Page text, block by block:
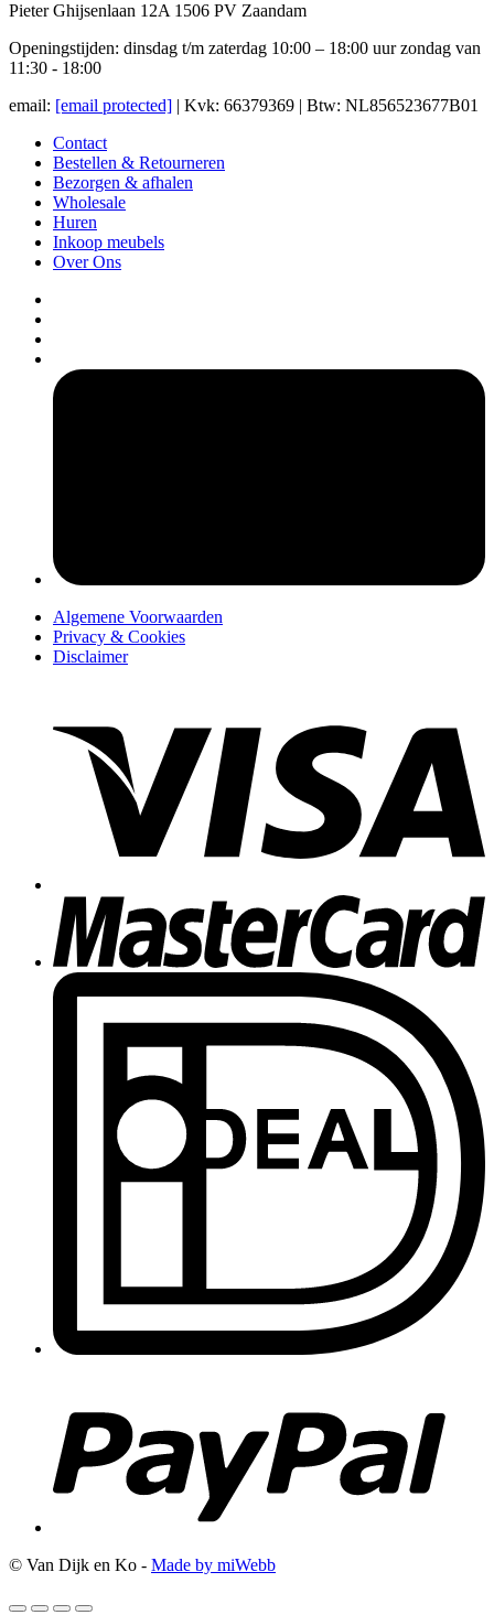
Pieter Ghijsenlaan 12A 1506 PV Zaandam
Openingstijden: dinsdag t/m zaterdag 10:00 – 18:00 uur zondag van
11:30 - 18:00
email: [email protected] | Kvk: 66379369 | Btw: NL856523677B01
Contact
Bestellen & Retourneren
Bezorgen & afhalen
Wholesale
Huren
Inkoop meubels
Over Ons
Algemene Voorwaarden
Privacy & Cookies
Disclaimer
© Van Dijk en Ko - Made by miWebb